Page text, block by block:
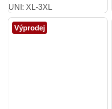
UNI: XL-3XL
Výprodej